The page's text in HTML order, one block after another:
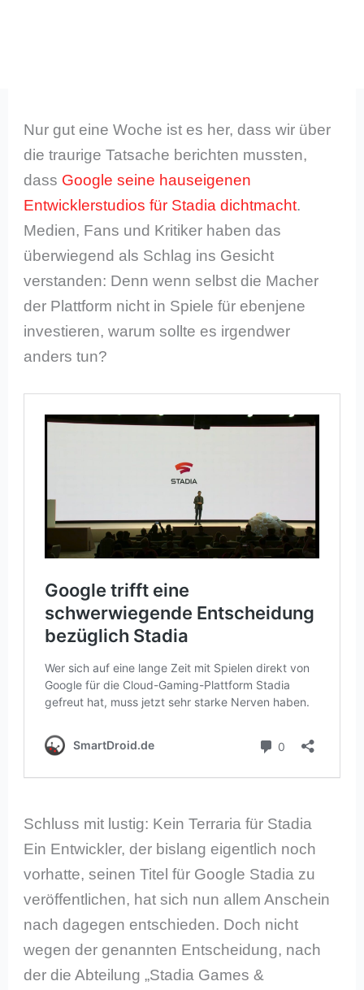
Nur gut eine Woche ist es her, dass wir über
die traurige Tatsache berichten mussten,
dass Google seine hauseigenen
Entwicklerstudios für Stadia dichtmacht.
Medien, Fans und Kritiker haben das
überwiegend als Schlag ins Gesicht
verstanden: Denn wenn selbst die Macher
der Plattform nicht in Spiele für ebenjene
investieren, warum sollte es irgendwer
anders tun?
Schluss mit lustig: Kein Terraria für Stadia
Ein Entwickler, der bislang eigentlich noch
vorhatte, seinen Titel für Google Stadia zu
veröffentlichen, hat sich nun allem Anschein
nach dagegen entschieden. Doch nicht
wegen der genannten Entscheidung, nach
der die Abteilung „Stadia Games &